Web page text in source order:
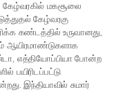
கேழ்வரகில் மகசூலை
கேழ்வரகு
கண்டத்தில் உருவானது,
ஆயிரமாண்டுகளாக
எத்தியோப்பியா போன்ற
பயிரிடப்பட்டு
இந்தியாவில் சுமார்